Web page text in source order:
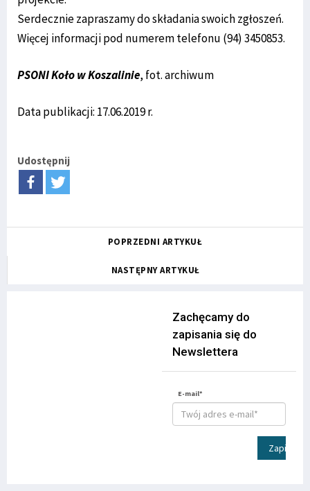
Serdecznie zapraszamy do składania swoich zgłoszeń.
Więcej informacji pod numerem telefonu (94) 3450853.
PSONI Koło w Koszalinie, fot. archiwum
Data publikacji: 17.06.2019 r.
Udostępnij
POPRZEDNI ARTYKUŁ
NASTĘPNY ARTYKUŁ
Zachęcamy do
zapisania się do
Newslettera
E-mail*
Zapisz